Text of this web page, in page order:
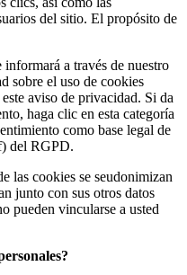
del sitio. El propósito de
a través de nuestro
sobre el uso de cookies
aviso de privacidad. Si da
haga clic en esta categoría
como base legal de
del RGPD.
las cookies se seudonimizan
junto con sus otros datos
pueden vincularse a usted